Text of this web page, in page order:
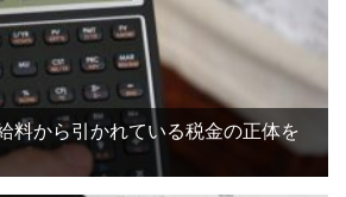
料から引かれている税金の正体を